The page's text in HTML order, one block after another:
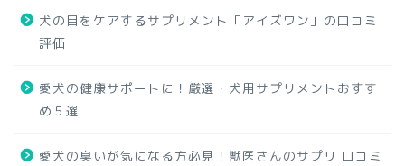
犬の目をケアするサプリメント「アイズワン」の口コミ
評価
愛犬の健康サポートに！厳選・犬用サプリメントおすす
め５選
愛犬の臭いが気になる方必見！獣医さんのサプリ 口コミ